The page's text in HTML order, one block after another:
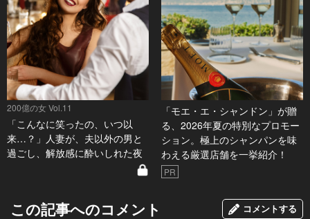
200億の女 Vol.11
「こんなに笑ったの、いつ以
来…？」人妻が、夫以外の男と
過ごし、解放感に酔いしれた夜
「モエ・エ・シャンドン」が贈
る、2026年夏の特別なプロモー
ション。極上のシャンパンを味
わえる厳選店舗を一挙紹介！
PR
この記事へのコメント コメントする